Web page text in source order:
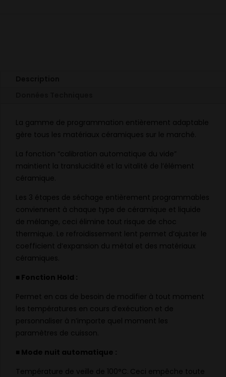
La gamme de programmation entièrement adaptable
gère tous les matériaux céramiques sur le marché.
La fonction “calibration automatique du vide”
maintient la translucidité et la vitalité de l’élément
céramique.
Les 3 étapes de séchage entièrement programmables
conviennent à chaque type de céramique et liquide
de mélange, ceci élimine tout risque de choc
thermique. Le refroidissement lent permet d’ajuster le
coefficient d’expansion du métal et des­­ matériaux
céramiques.
■ Fonction Hold :
Permet en cas de besoin de modifier à tout moment
les températures en cours d’exécution et de
personnaliser à n’importe quel moment les
paramètres de cuisson.
■ Mode nuit automatique :
Température de veille de 100°C. Ceci empêche toute